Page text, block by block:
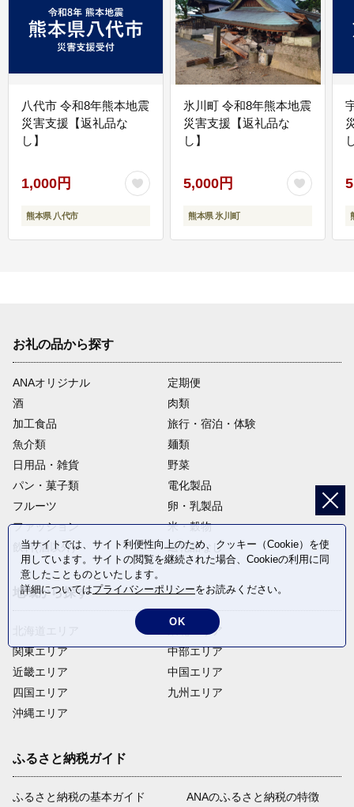
八代市 令和8年熊本地震
災害支援【返礼品な
し】
1,000円
熊本県 八代市
氷川町 令和8年熊本地震
災害支援【返礼品な
し】
5,000円
熊本県 氷川町
お礼の品から探す
ANAオリジナル
定期便
酒
肉類
加工食品
旅行・宿泊・体験
魚介類
麺類
日用品・雑貨
野菜
パン・菓子類
電化製品
フルーツ
卵・乳製品
ファッション
米・穀物
飲料(酒以外)
返礼品なし
地域から探す
関東エリア
近畿エリア
四国エリア
沖縄エリア
東北エリア
中部エリア
中国エリア
九州エリア
ふるさと納税ガイド
ふるさと納税の基本ガイド
ANAのふるさと納税の特徴
当サイトでは、サイト利便性向上のため、クッキー（Cookie）を使
用しています。サイトの閲覧を継続された場合、Cookieの利用に同
意したことものといたします。
詳細についてはプライバシーポリシーをお読みください。
OK